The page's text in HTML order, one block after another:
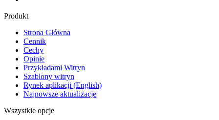
Produkt
Strona Główna
Cennik
Cechy
Opinie
Przykładami Witryn
Szablony witryn
Rynek aplikacji (English)
Najnowsze aktualizacje
Wszystkie opcje